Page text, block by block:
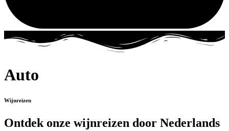
Auto
Wijnreizen
Ontdek onze wijnreizen door Nederlands